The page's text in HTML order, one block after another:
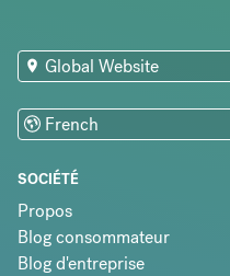
SOCIÉTÉ
Propos
Blog consommateur
Blog d'entreprise